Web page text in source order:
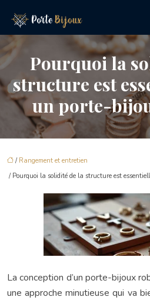
Pourquoi la
structure est
un porte-
/ Rangement et entretien
/ Pourquoi la solidité de la structure est
La conception d’un porte-bijoux
une approche minutieuse qui va